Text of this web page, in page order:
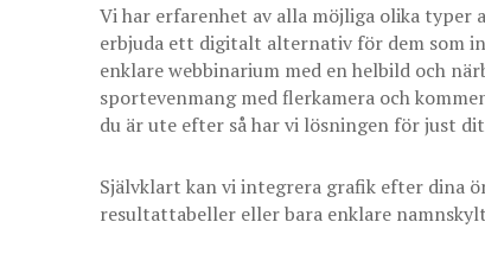
Vi har erfarenhet av alla möjliga olika typer
erbjuda ett digitalt alternativ för dem som
enklare webbinarium med en helbild och
sportevenmang med flerkamera och
du är ute efter så har vi lösningen för just
Självklart kan vi integrera grafik efter dina
resultattabeller eller bara enklare